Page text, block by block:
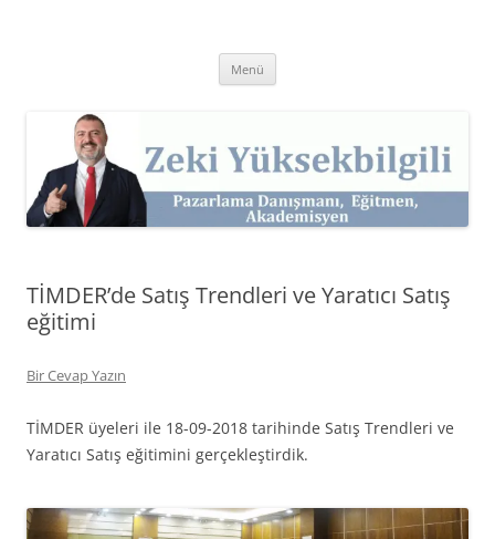
Kişisel Web Sitesi.
Menü
TİMDER’de Satış Trendleri ve Yaratıcı Satış
eğitimi
Bir Cevap Yazın
TİMDER üyeleri ile 18-09-2018 tarihinde Satış Trendleri ve
Yaratıcı Satış eğitimini gerçekleştirdik.